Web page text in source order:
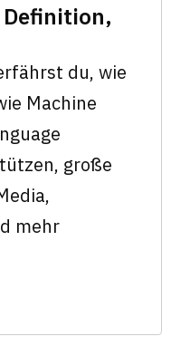
du, wie
Machine
große
mehr